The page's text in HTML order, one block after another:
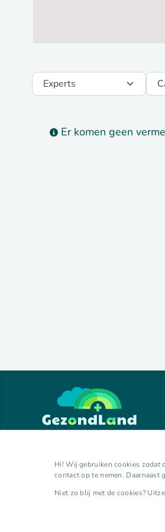
Hi! Wij gebruiken cookies zodat
contact op te nemen. Daarnaast
Niet zo blij met de cookies?
Select search type
Er komen geen